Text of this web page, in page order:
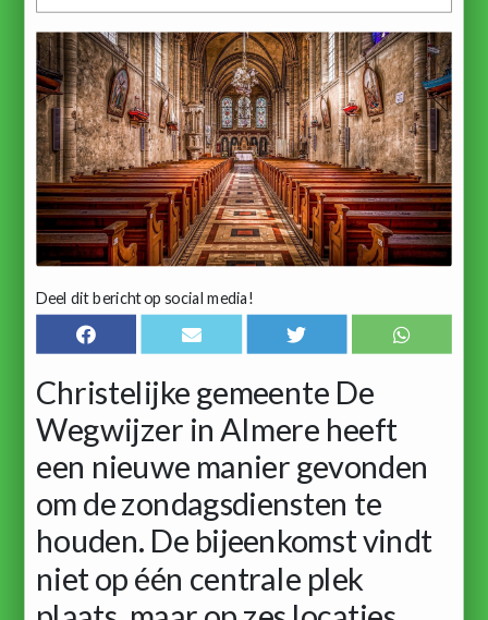
Deel dit bericht op social media!
Christelijke gemeente De
Wegwijzer in Almere heeft
een nieuwe manier gevonden
om de zondagsdiensten te
houden. De bijeenkomst vindt
niet op één centrale plek